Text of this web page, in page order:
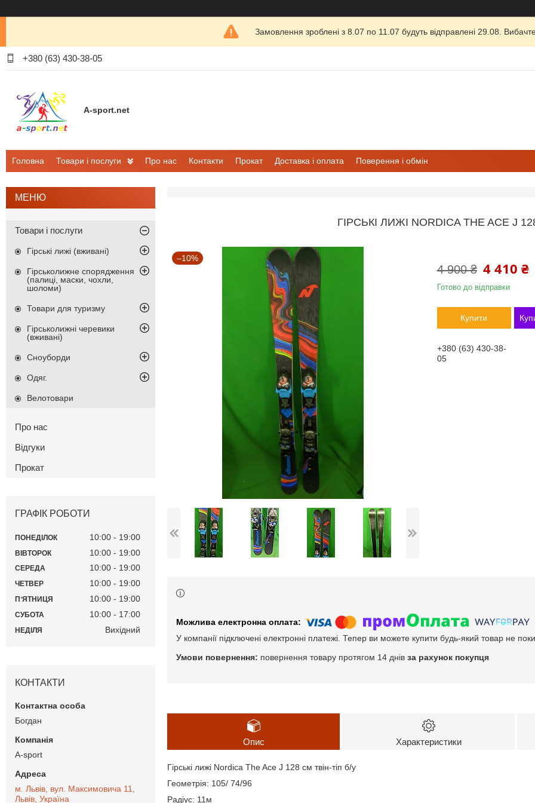
Замовлення зроблені з 8.07 по 11.07 будуть відправлені 29.08.
+380 (63) 430-38-05
A-sport.net
Головна Товари і послуги Про нас Контакти Прокат Доставка і оплата Поверення і обмін
ГІРСЬКІ ЛИЖІ NORDICA THE ACE J
–10%
4 900 ₴ 4 410 ₴
Готово до відправки
Купити
+380 (63) 430-38-
05
У компанії підключені електронні платежі. Тепер ви можете купити будь-який товар не
повернення товару протягом 14 днів за рахунок покупця
Опис Характеристики
Гірські лижі Nordica The Ace J 128 см твін-тіп б/у
Геометрія: 105/ 74/96
Радіус: 11м
Товари і послуги
Гірські лижі (вживані)
Гірськолижне спорядження
(палиці, маски, чохли,
шоломи)
Товари для туризму
Гірськолижні черевики
(вживані)
Сноуборди
Одяг.
Велотовари
Про нас
Відгуки
Прокат
ГРАФІК РОБОТИ
ПОНЕДІЛОК 10:00 19:00
ВІВТОРОК 10:00 19:00
СЕРЕДА 10:00 19:00
ЧЕТВЕР 10:00 19:00
ПʼЯТНИЦЯ 10:00 19:00
СУБОТА 10:00 17:00
НЕДІЛЯ Вихідний
КОНТАКТИ
Богдан
A-sport
м. Львів, вул. Максимовича 11,
Львів, Україна